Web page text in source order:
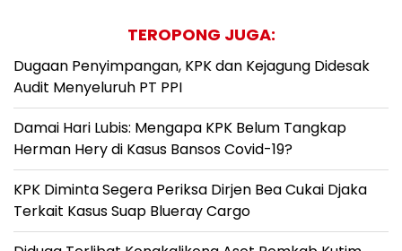
TEROPONG JUGA:
Dugaan Penyimpangan, KPK dan Kejagung Didesak
Audit Menyeluruh PT PPI
Damai Hari Lubis: Mengapa KPK Belum Tangkap
Herman Hery di Kasus Bansos Covid-19?
KPK Diminta Segera Periksa Dirjen Bea Cukai Djaka
Terkait Kasus Suap Blueray Cargo